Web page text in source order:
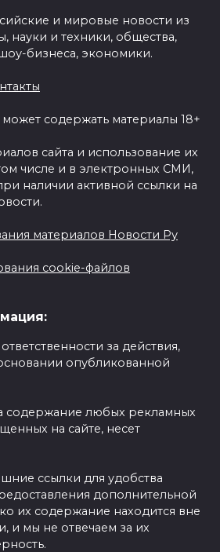
и мировые новости из
науки и техники, общества,
бизнеса, экономики.
содержать материалы 18+
сайта и использование их
числе и в электронных СМИ,
наличии активной ссылки на
материалов Новости Ру
cookie-файлов
за действия,
опубликованной
содержание любых рекламных
на сайте, несет
ссылки для удобства
дополнительной
их содержание находится вне
и мы не отвечаем за их